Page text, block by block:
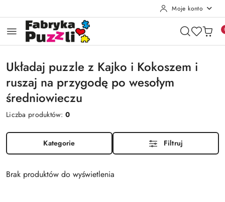
Moje konto
Układaj puzzle z Kajko i Kokoszem i
ruszaj na przygodę po wesołym
średniowieczu
Liczba produktów:0
Kategorie Filtruj
Brak produktów do wyświetlenia